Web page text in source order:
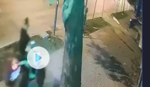
Aziz Yıldırım’ın kızına yönelik
paylaşım yapan şahsa ‘ev hapsi’